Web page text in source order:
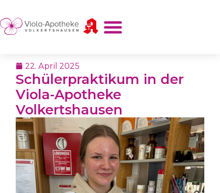
22. April 2025
Schülerpraktikum in der
Viola-Apotheke
Volkertshausen